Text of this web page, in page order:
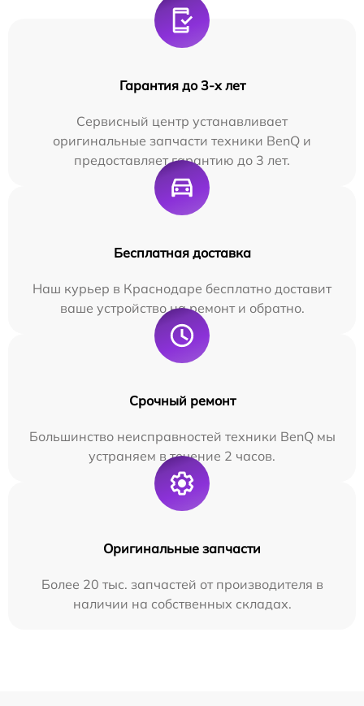
Гарантия до 3-х лет
Сервисный центр устанавливает
оригинальные запчасти техники BenQ и
предоставляет гарантию до 3 лет.
Бесплатная доставка
Наш курьер в Краснодаре бесплатно доставит
ваше устройство на ремонт и обратно.
Срочный ремонт
Большинство неисправностей техники BenQ мы
устраняем в течение 2 часов.
Оригинальные запчасти
Более 20 тыс. запчастей от производителя в
наличии на собственных складах.